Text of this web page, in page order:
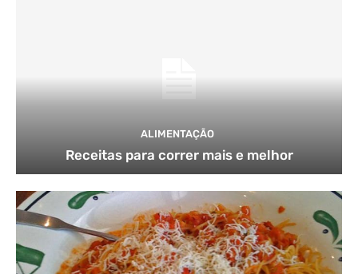
ALIMENTAÇÃO
Receitas para correr mais e melhor